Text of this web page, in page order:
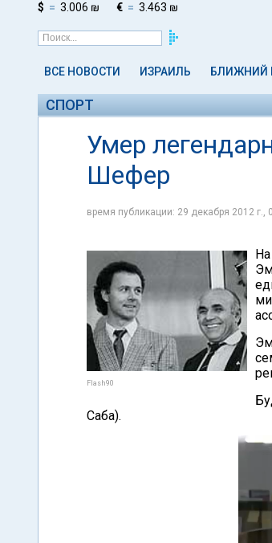
$ 3.006 ₪ € 3.463 ₪
ВСЕ НОВОСТИ ИЗРАИЛЬ БЛИЖНИЙ
СПОРТ
Умер
Шефер
время публикации: 29 декабря 2012
Flash90
Саба).